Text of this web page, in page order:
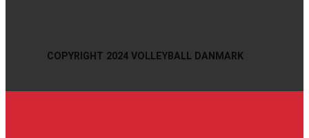
COPYRIGHT 2024 VOLLEYBALL DANMARK